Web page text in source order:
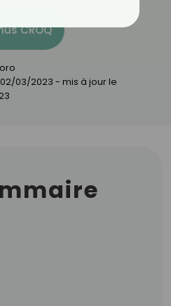
CROQ
02/03/2023 - mis à jour le